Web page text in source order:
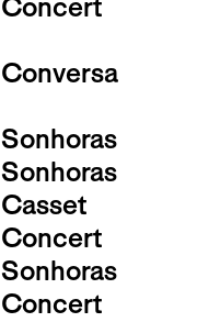
Conversa
Sonhoras
Sonhoras
Casset
Concert
Sonhoras
Concert